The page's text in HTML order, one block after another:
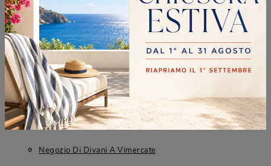
CONTINUA A NAVIGARE
Negozio Di Divani A Cologno Monzese
Negozio Di Divani A Desio
Negozio Di Divani A Monza
Negozio Di Divani A Vimercate